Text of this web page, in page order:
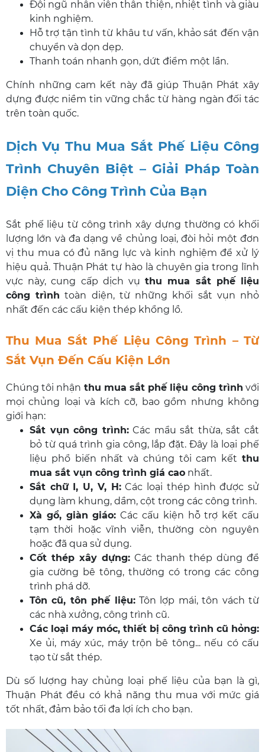
Đội ngũ nhân viên thân thiện, nhiệt tình và giàu
kinh nghiệm.
Hỗ trợ tận tình từ khâu tư vấn, khảo sát đến vận
chuyển và dọn dẹp.
Thanh toán nhanh gọn, dứt điểm một lần.
Chính những cam kết này đã giúp Thuận Phát xây
dựng được niềm tin vững chắc từ hàng ngàn đối tác
trên toàn quốc.
Dịch Vụ Thu Mua Sắt Phế Liệu Công
Trình Chuyên Biệt – Giải Pháp Toàn
Diện Cho Công Trình Của Bạn
Sắt phế liệu từ công trình xây dựng thường có khối
lượng lớn và đa dạng về chủng loại, đòi hỏi một đơn
vị thu mua có đủ năng lực và kinh nghiệm để xử lý
hiệu quả. Thuận Phát tự hào là chuyên gia trong lĩnh
vực này, cung cấp dịch vụthu mua sắt phế liệu
công trình toàn diện, từ những khối sắt vụn nhỏ
nhất đến các cấu kiện thép khổng lồ.
Thu Mua Sắt Phế Liệu Công Trình – Từ
Sắt Vụn Đến Cấu Kiện Lớn
Chúng tôi nhận thu mua sắt phế liệu công trình với
mọi chủng loại và kích cỡ, bao gồm nhưng không
giới hạn:
Sắt vụn công trình:Các mẩu sắt thừa, sắt cắt
bỏ từ quá trình gia công, lắp đặt. Đây là loại phế
liệu phổ biến nhất và chúng tôi cam kết thu
mua sắt vụn công trình giá cao nhất.
Sắt chữ I, U, V, H:Các loại thép hình được sử
dụng làm khung, dầm, cột trong các công trình.
Xà gồ, giàn giáo: Các cấu kiện hỗ trợ kết cấu
tạm thời hoặc vĩnh viễn, thường còn nguyên
hoặc đã qua sử dụng.
Cốt thép xây dựng: Các thanh thép dùng để
gia cường bê tông, thường có trong các công
trình phá dỡ.
Tôn cũ, tôn phế liệu:Tôn lợp mái, tôn vách từ
các nhà xưởng, công trình cũ.
Các loại máy móc, thiết bị công trình cũ hỏng:
Xe ủi, máy xúc, máy trộn bê tông... nếu có cấu
tạo từ sắt thép.
Dù số lượng hay chủng loại phế liệu của bạn là gì,
Thuận Phát đều có khả năng thu mua với mức giá
tốt nhất, đảm bảo tối đa lợi ích cho bạn.